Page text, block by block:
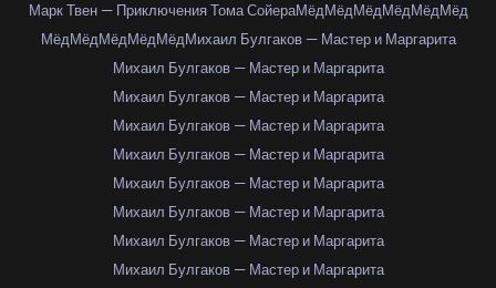
Марк Твен — Приключения Тома СойераМёдМёдМёдМёдМёдМёд
МёдМёдМёдМёдМёдМихаил Булгаков — Мастер и Маргарита
Михаил Булгаков — Мастер и Маргарита
Михаил Булгаков — Мастер и Маргарита
Михаил Булгаков — Мастер и Маргарита
Михаил Булгаков — Мастер и Маргарита
Михаил Булгаков — Мастер и Маргарита
Михаил Булгаков — Мастер и Маргарита
Михаил Булгаков — Мастер и Маргарита
Михаил Булгаков — Мастер и Маргарита